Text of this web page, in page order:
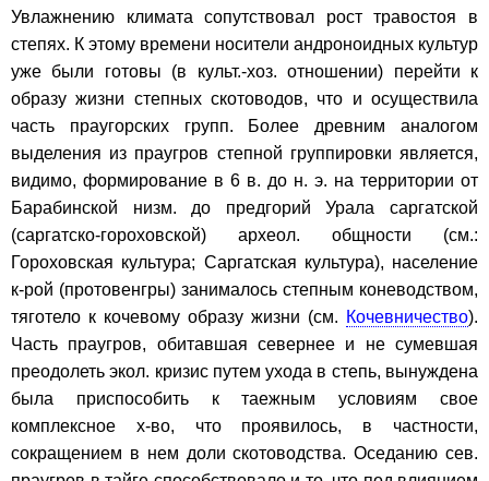
Увлажнению климата сопутствовал рост травостоя в
степях. К этому времени носители андроноидных культур
уже были готовы (в культ.-хоз. отношении) перейти к
образу жизни степных скотоводов, что и осуществила
часть праугорских групп. Более древним аналогом
выделения из праугров степной группировки является,
видимо, формирование в 6 в. до н. э. на территории от
Барабинской низм. до предгорий Урала саргатской
(саргатско-гороховской) археол. общности (см.:
Гороховская культура; Саргатская культура), население
к-рой (протовенгры) занималось степным коневодством,
тяготело к кочевому образу жизни (см. Кочевничество).
Часть праугров, обитавшая севернее и не сумевшая
преодолеть экол. кризис путем ухода в степь, вынуждена
была приспособить к таежным условиям свое
комплексное х-во, что проявилось, в частности,
сокращением в нем доли скотоводства. Оседанию сев.